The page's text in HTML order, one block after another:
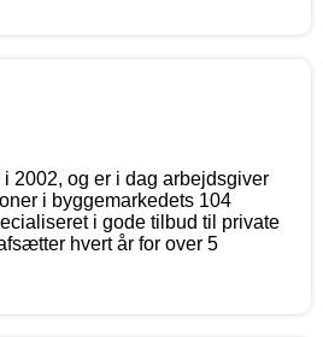
2002, og er i dag arbejdsgiver
i byggemarkedets 104
i gode tilbud til private
hvert år for over 5